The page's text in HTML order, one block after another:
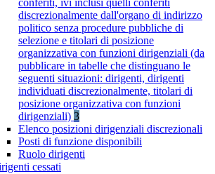
conferiti, ivi inclusi quelli conferiti
discrezionalmente dall'organo di indirizzo
politico senza procedure pubbliche di
selezione e titolari di posizione
organizzativa con funzioni dirigenziali (da
pubblicare in tabelle che distinguano le
seguenti situazioni: dirigenti, dirigenti
individuati discrezionalmente, titolari di
posizione organizzativa con funzioni
dirigenziali) 3
Elenco posizioni dirigenziali discrezionali
Posti di funzione disponibili
Ruolo dirigenti
cessati